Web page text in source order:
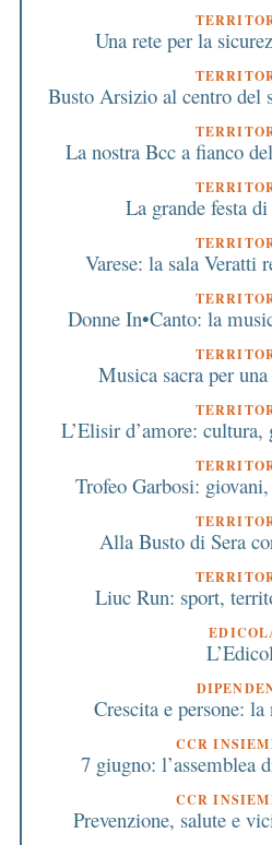
Una rete per la
Busto Arsizio al centro del
La nostra Bcc a fianco
La grande festa
Varese: la sala Veratti
Donne In•Canto: la
Musica sacra per
L’Elisir d’amore:
Trofeo Garbosi:
Alla Busto di Sera
Liuc Run: sport,
Crescita e persone:
CCR
7 giugno: l’assemblea
CCR
Prevenzione, salute e